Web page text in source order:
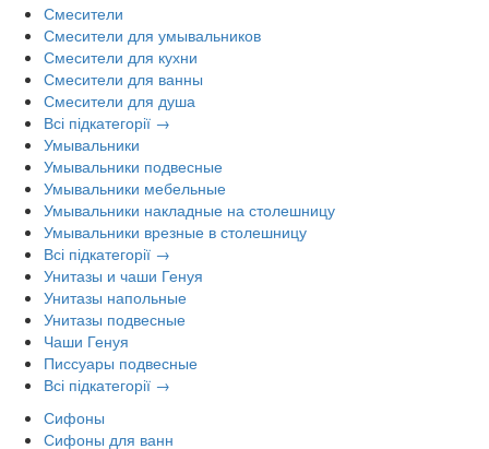
Смесители
Смесители для умывальников
Смесители для кухни
Смесители для ванны
Смесители для душа
Всі підкатегорії →
Умывальники
Умывальники подвесные
Умывальники мебельные
Умывальники накладные на столешницу
Умывальники врезные в столешницу
Всі підкатегорії →
Унитазы и чаши Генуя
Унитазы напольные
Унитазы подвесные
Чаши Генуя
Писсуары подвесные
Всі підкатегорії →
Сифоны
Сифоны для ванн